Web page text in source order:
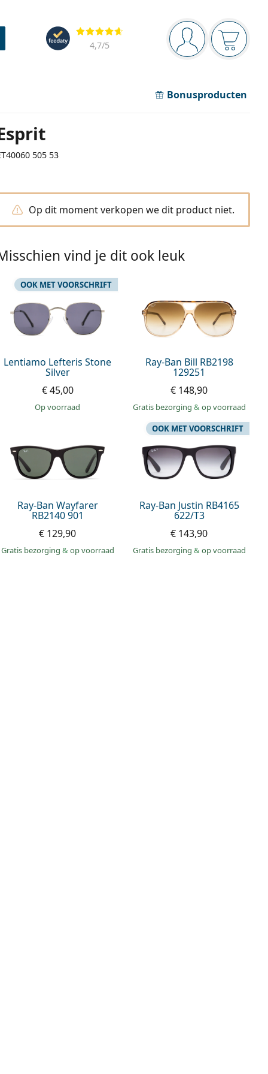
Navigatie
Je bent ingelogd
Jouw
Beoordelingen
4,7/5
Bonusproducten
505 53
Op dit moment verkopen we dit product niet.
vind je dit ook leuk
Lentiamo Lefteris Stone
Silver
OOK MET VOORSCHRIFT
€ 45,00
op voorraad
Ray-Ban Bill RB2198
129251
€ 148,90
Gratis bezorging & op voorraad
Ray-Ban Wayfarer
RB2140 901
€ 129,90
Gratis bezorging & op voorraad
Ray-Ban Justin RB4165
622/T3
OOK MET VOORSCHRIFT
€ 143,90
Gratis bezorging & op voorraad